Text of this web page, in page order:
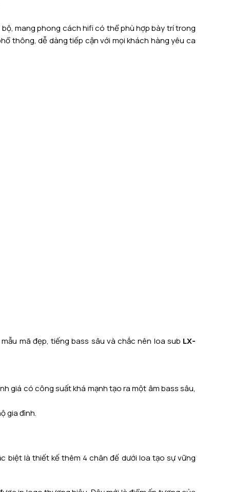
mang phong cách hifi có thể phù hợp bày trí trong
thông, dễ dàng tiếp cận với mọi khách hàng yêu ca
mã đẹp, tiếng bass sâu và chắc nên loa sub LX-
giá có công suất khá mạnh tạo ra một âm bass sâu,
gia đình.
biệt là thiết kế thêm 4 chân đế dưới loa tạo sự vững